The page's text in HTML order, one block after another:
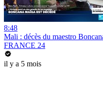
8:48
Mali : décès du maestro
FRANCE 24
il y a 5 mois